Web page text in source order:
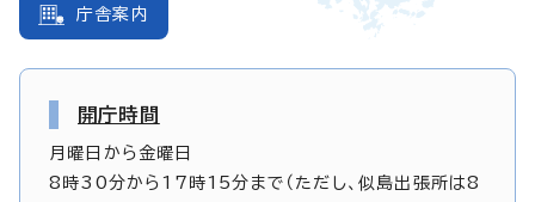
庁舎案内
開庁時間
月曜日から金曜日
8時30分から17時15分まで（ただし、似島出張所は8